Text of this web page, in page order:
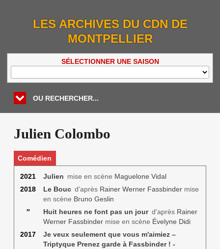
LES ARCHIVES DU CDN DE
MONTPELLIER
SÉLECTIONNER UNE SAISON
OU RECHERCHER...
Julien Colombo
Comédien
2021 Julien mise en scène Maguelone Vidal
2018
Le Boucd'après Rainer Werner Fassbindermise
en scène Bruno Geslin
″
Huit heures ne font pas un jourd'après Rainer
Werner Fassbindermise en scène Évelyne Didi
2017
Je veux seulement que vous m'aimiez –
Triptyque Prenez garde à Fassbinder ! -